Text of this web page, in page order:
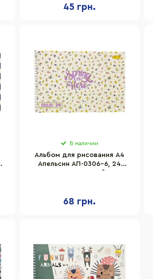
45 грн.
В наличии
Альбом для рисования A4
Апельсин АП-0306-6, 24
68 грн.